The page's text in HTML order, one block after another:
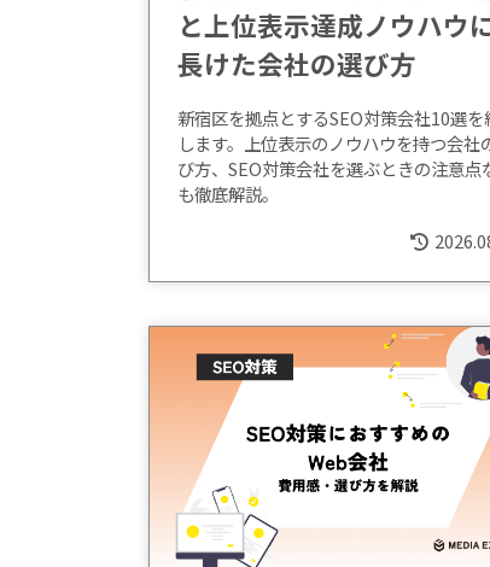
と上位表示達成ノウハウ
長けた会社の選び方
新宿区を拠点とするSEO対策会社10選を
します。上位表示のノウハウを持つ会社
び方、SEO対策会社を選ぶときの注意点
も徹底解説。